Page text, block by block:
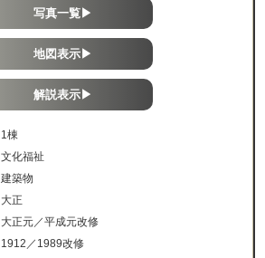
写真一覧▶
地図表示▶
解説表示▶
1棟
文化福祉
建築物
大正
大正元／平成元改修
1912／1989改修